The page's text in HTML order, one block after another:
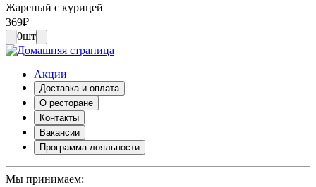
Жареный с курицей
369₽
0шт
Акции
Доставка и оплата
О ресторане
Контакты
Вакансии
Программа лояльности
Мы принимаем: